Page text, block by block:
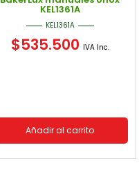
KEL1361A
KEL1361A
$535.500 IVA Inc.
Añadir al carrito